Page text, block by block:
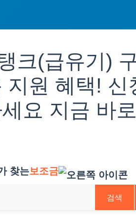
크(급유기)
원 혜택! 신
요 지금 바
찾는보조금
검색